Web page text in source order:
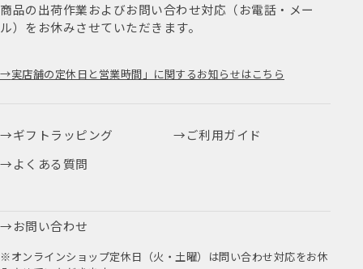
商品の出荷作業およびお問い合わせ対応（お電話・メー
ル）をお休みさせていただきます。
実店舗の定休日と営業時間」に関するお知らせはこちら
ギフトラッピング
ご利用ガイド
よくある質問
お問い合わせ
※オンラインショップ定休日（火・土曜）は問い合わせ対応をお休